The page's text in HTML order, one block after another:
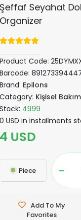
Şeffaf Seyahat
Organizer
Product Code:
Barcode:
Brand: Epilons
Category: Kişisel
Stock: 4999
0 USD in installments
4 USD
Piece
Add To My
Favorites